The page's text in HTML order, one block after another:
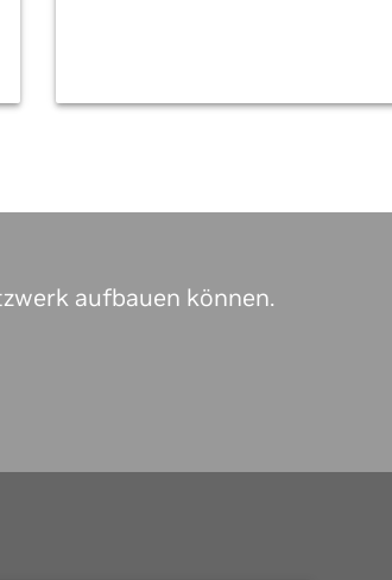
aufbauen können.